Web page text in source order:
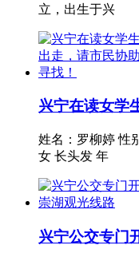
立，出生于兴
兴宁在读女学
姓名：罗柳婷 性
女 长头发 年
兴宁公交专门